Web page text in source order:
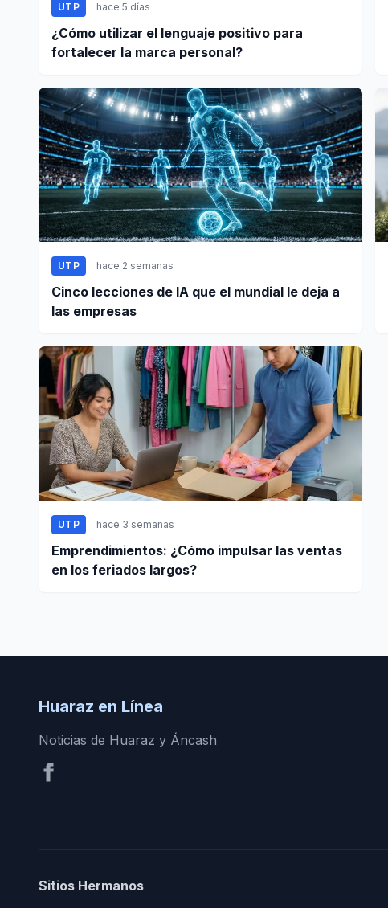
UTP hace 5 días
¿Cómo utilizar el lenguaje positivo para
fortalecer la marca personal?
UTP hace 2 semanas
Cinco lecciones de IA que el mundial le deja a
las empresas
UTP hace 3 semanas
Emprendimientos: ¿Cómo impulsar las ventas
en los feriados largos?
Huaraz en Línea
Noticias de Huaraz y Áncash
Sitios Hermanos